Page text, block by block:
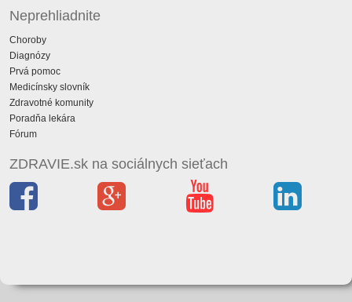
Neprehliadnite
Choroby
Diagnózy
Prvá pomoc
Medicínsky slovník
Zdravotné komunity
Poradňa lekára
Fórum
ZDRAVIE.sk na sociálnych sieťach